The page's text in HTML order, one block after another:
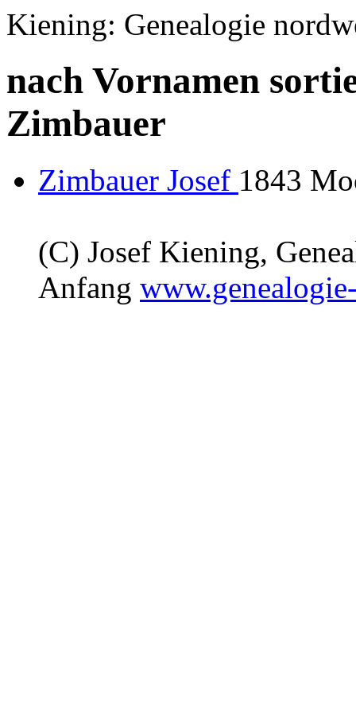
Kiening: Genealogie
nach Vornamen
Zimbauer
Zimbauer Josef 1843
(C) Josef Kiening,
Anfang